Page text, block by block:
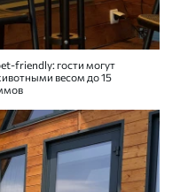
friendly: гости могут
весом до 15